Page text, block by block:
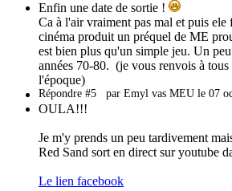
Enfin une date de sortie !
Ca à l'air vraiment pas mal et puis ele
cinéma produit un préquel de ME
est bien plus qu'un simple jeu. Un
années 70-80. (je vous renvois à
l'époque)
Répondre #5 par Emyl vas MEU le 07
OULA!!!
Je m'y prends un peu tardivement
Red Sand sort en direct sur youtube
Le lien facebook